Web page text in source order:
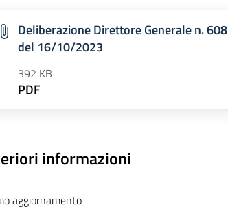
Deliberazione Direttore Generale n. 608
del 16/10/2023
392 KB
PDF
informazioni
aggiornamento